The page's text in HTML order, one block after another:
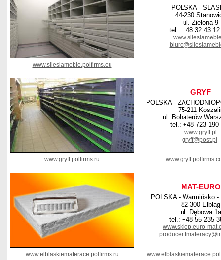
POLSKA -
44-230
ul. Zielona 9
tel.: +48 32 43 12
www.silesiameble.polfirms.eu
GRYF
POLSKA -
75-211
ul. Bohaterów
tel.: +48 723 190
www.gryff.pl
gryff@post.pl
www.gryff.polfirms.ru
MAT-EURO
POLSKA - Warmińsko -
82-300 Elbląg
ul. Dębowa 1a
tel.: +48 55 235
www.sklep.euro-
www.elblaskiematerace.polfirms.ru